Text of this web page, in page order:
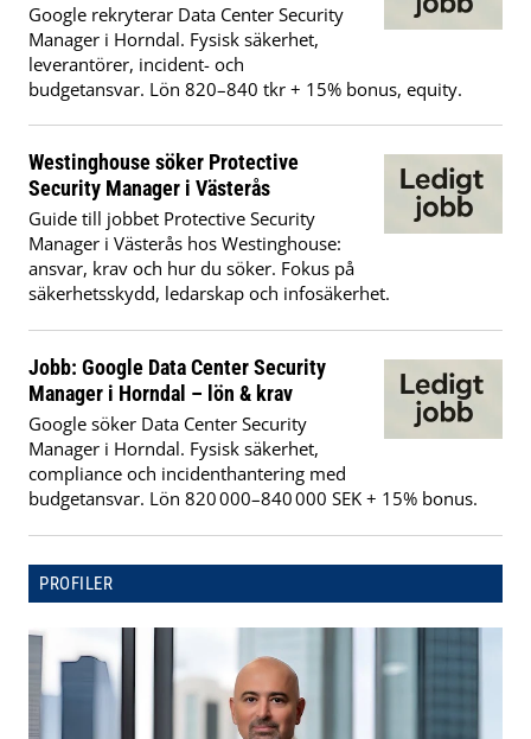
Google rekryterar Data Center Security
Manager i Horndal. Fysisk säkerhet,
leverantörer, incident- och
budgetansvar. Lön 820–840 tkr + 15% bonus, equity.
Westinghouse söker Protective
Security Manager i Västerås
Guide till jobbet Protective Security
Manager i Västerås hos Westinghouse:
ansvar, krav och hur du söker. Fokus på
säkerhetsskydd, ledarskap och infosäkerhet.
Jobb: Google Data Center Security
Manager i Horndal – lön & krav
Google söker Data Center Security
Manager i Horndal. Fysisk säkerhet,
compliance och incidenthantering med
budgetansvar. Lön 820 000–840 000 SEK + 15% bonus.
PROFILER